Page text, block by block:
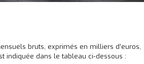
bruts, exprimés en milliers d’euros,
indiquée dans le tableau ci-dessous :